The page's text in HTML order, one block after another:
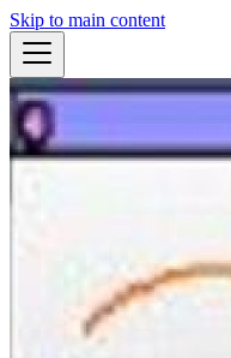
Skip to main content